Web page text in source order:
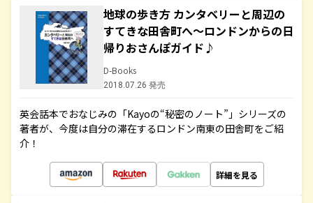
地球の歩き方 カンタベリーと周辺の
すてきな田舎町へ～ロンドンからの日
帰りおさんぽガイド♪
D-Books
2018.07.26 発売
英会話本でおなじみの「Kayoの“秘密のノート”」シリーズの
著者が、今度は自分の滞在するロンドン南東の田舎町をご紹
介！
詳細を見る